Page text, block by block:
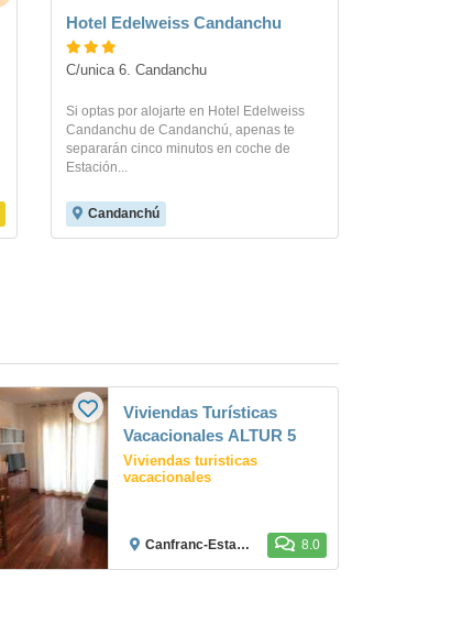
Hotel Edelweiss Candanchu
C/unica 6. Candanchu
Si optas por alojarte en Hotel Edelweiss
Candanchu de Candanchú, apenas te
separarán cinco minutos en coche de
Estación...
Candanchú
Viviendas Turísticas
Vacacionales ALTUR 5
Viviendas turisticas
vacacionales
Canfranc-Estación 8.0